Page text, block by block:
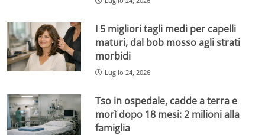
I 5 migliori tagli medi per capelli
maturi, dal bob mosso agli strati
morbidi
Luglio 24, 2026
Tso in ospedale, cadde a terra e
morì dopo 18 mesi: 2 milioni alla
famiglia